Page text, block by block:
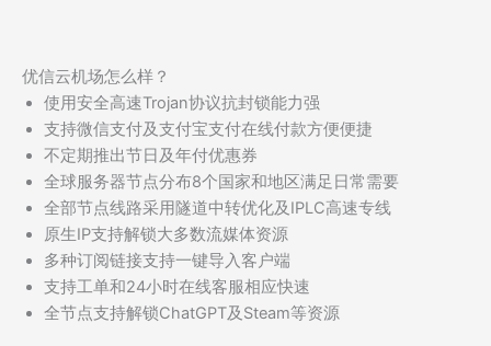
优信云机场怎么样？
使用安全高速Trojan协议抗封锁能力强
支持微信支付及支付宝支付在线付款方便便捷
不定期推出节日及年付优惠券
全球服务器节点分布8个国家和地区满足日常需要
全部节点线路采用隧道中转优化及IPLC高速专线
原生IP支持解锁大多数流媒体资源
多种订阅链接支持一键导入客户端
支持工单和24小时在线客服相应快速
全节点支持解锁ChatGPT及Steam等资源